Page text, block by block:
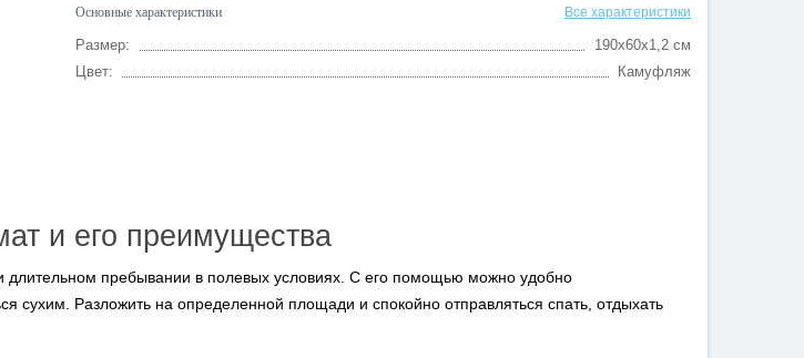
Основные характеристики Все характеристики
Размер:
190х60х1,2 см
Цвет:
Камуфляж
и его преимущества
длительном пребывании в полевых условиях. С его помощью можно удобно
сухим. Разложить на определенной площади и спокойно отправляться спать, отдыхать